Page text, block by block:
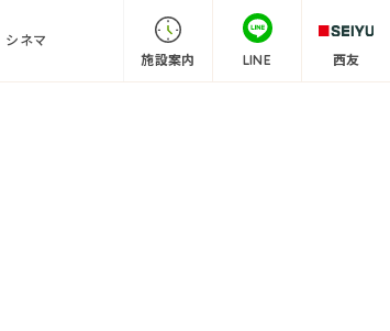
シネマ
施設案内
LINE 西友